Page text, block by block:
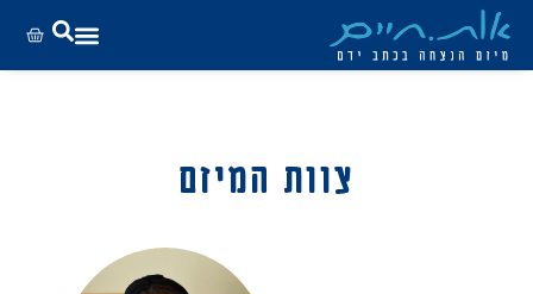
צוות המיזם